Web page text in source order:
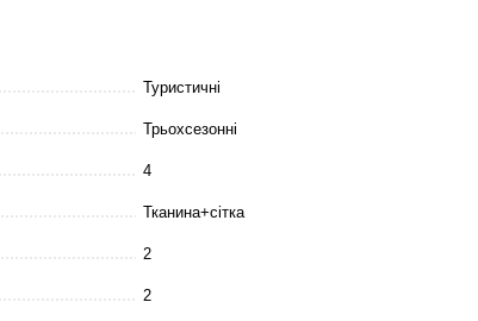
Туристичні
Трьохсезонні
4
Тканина+сітка
2
2